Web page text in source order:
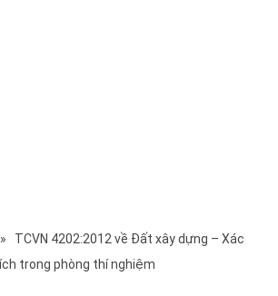
» TCVN 4202:2012 về Đất xây dựng – Xác
trong phòng thí nghiệm